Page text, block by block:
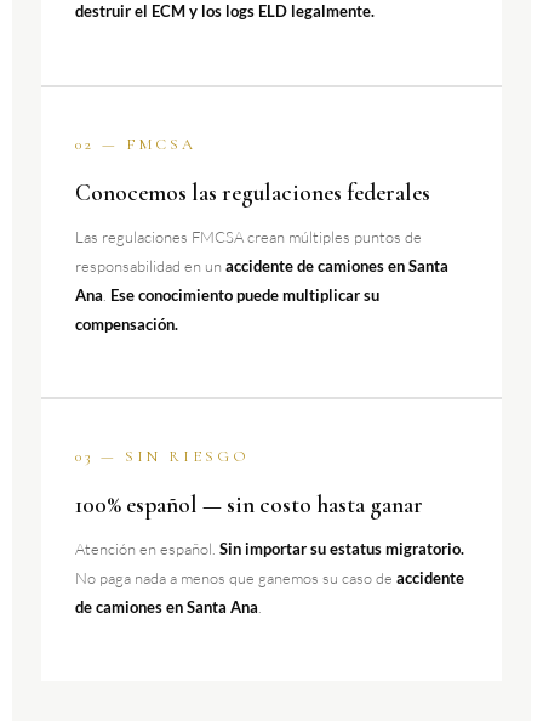
destruir el ECM y los logs ELD legalmente.
02 — FMCSA
Conocemos las regulaciones federales
Las regulaciones FMCSA crean múltiples puntos de
responsabilidad en un accidente de camiones en Santa
Ana Ese conocimiento puede multiplicar su
compensación.
03 — SIN RIESGO
100% español — sin costo hasta ganar
Atención en español. Sin importar su estatus migratorio.
No paga nada a menos que ganemos su caso de accidente
de camiones en Santa Ana